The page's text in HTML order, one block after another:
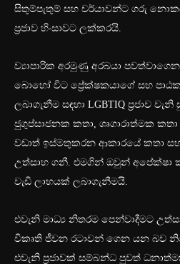
සිතුම්පැතුම් සහ චර්යාවන්ට ගරු
ප්‍රජාව හිංසාවට ලක්කරයි.
ව්‍යාපාරික අරමුණු අරබයා
බොහෝ විට ප්‍රේක්ෂකයාගේ සහ
ලබාගැනීම සඳහා LGBTIQ ප්‍රජාව
ජුගුප්සාජනක කතා, ශෘගාරාත්මක
වඩාත් ඉස්මතුකරන ආකාරයේ කතා
උත්සාහ ගනී. එමගින් ඔවුන් අපේක්ෂා
වැඩි ලාභයක් ලබාගැනීමයි.
එවැනි මාධ්‍ය නිතරම පෙන්වාදීමට
විකෘති ජීවන රටාවන් ගෙන යන බව
එවැනි ප්‍රජාවක් සම්බන්ධ පුවත්